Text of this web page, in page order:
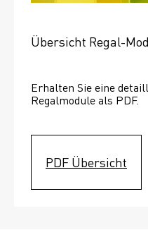
Übersicht Regal-
Erhalten Sie eine
Regalmodule als PDF.
PDF Übersicht